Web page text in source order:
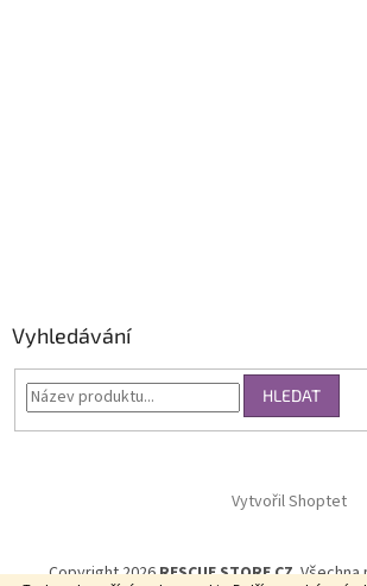
Vyhledávání
HLEDAT
Vytvořil Shoptet
Copyright 2026RESCUE STORE CZ. Všechna